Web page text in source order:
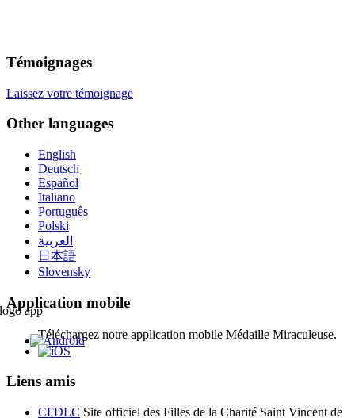
Témoignages
Laissez votre témoignage
Other languages
English
Deutsch
Español
Italiano
Português
Polski
العربية
日本語
Slovensky
Application mobile
Téléchargez notre application mobile Médaille Miraculeuse.
Liens amis
CFDLC Site officiel des Filles de la Charité Saint Vincent de